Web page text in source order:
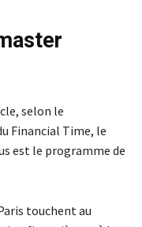
selon le
Financial Time, le
est le programme de
touchent au